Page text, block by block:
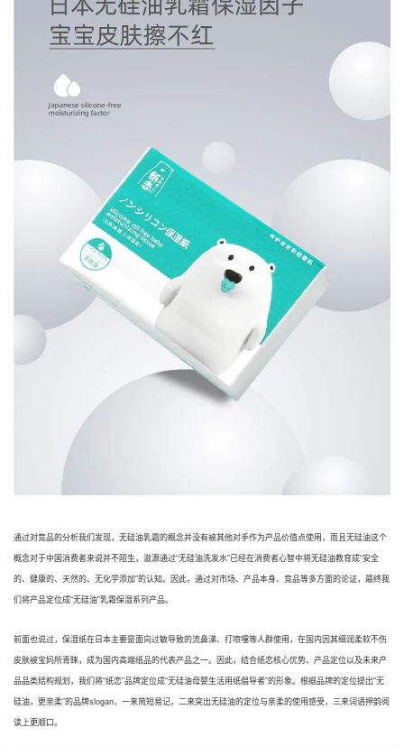
通过对竞品的分析我们发现，无硅油乳霜的概念并没有被其他对手作为产品价值点使用，而且无硅油这个
概念对于中国消费者来说并不陌生，滋源通过“无硅油洗发水”已经在消费者心智中将无硅油教育成“安全
的、健康的、天然的、无化学添加”的认知。因此，通过对市场、产品本身、竞品等多方面的论证， 最终我
们将产品定位成“无硅油”乳霜保湿系列产品。
前面也说过，保湿纸在日本主要是面向过敏导致的流鼻涕、打喷嚏等人群使用，在国内因其细润柔软不伤
皮肤被宝妈所青睐，成为国内高端纸品的代表产品之一。因此，结合纸恋核心优势、产品定位以及未来产
品品类结构规划， 我们将“纸恋”品牌定位成“无硅油母婴生活用纸倡导者”的形象。 根据品牌的定位提出“无
硅油，更亲柔”的品牌slogan，一来简短易记，二来突出无硅油的定位与亲柔的使用感受，三来词语押韵阅
读上更顺口。